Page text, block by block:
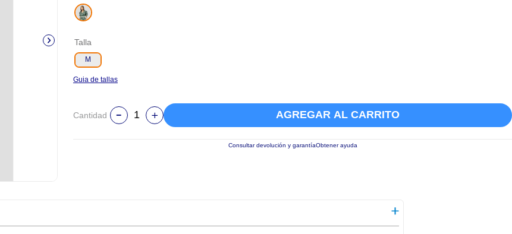
Talla
M
Guia de tallas
Cantidad AGREGAR AL CARRITO
Consultar devolución y garantíaObtener ayuda